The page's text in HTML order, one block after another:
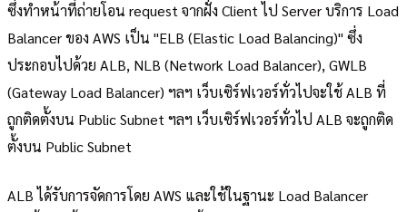
ซึ่งทำหน้าที่ถ่ายโอน request จากฝั่ง Client ไป Server บริการ Load
Balancer ของ AWS เป็น "ELB (Elastic Load Balancing)" ซึ่ง
ประกอบไปด้วย ALB, NLB (Network Load Balancer), GWLB
(Gateway Load Balancer) ฯลฯ เว็บเซิร์ฟเวอร์ทั่วไปจะใช้ ALB ที่
ถูกติดตั้งบน Public Subnet ฯลฯ เว็บเซิร์ฟเวอร์ทั่วไป ALB จะถูกติด
ตั้งบน Public Subnet
ALB ได้รับการจัดการโดย AWS และใช้ในฐานะ Load Balancer